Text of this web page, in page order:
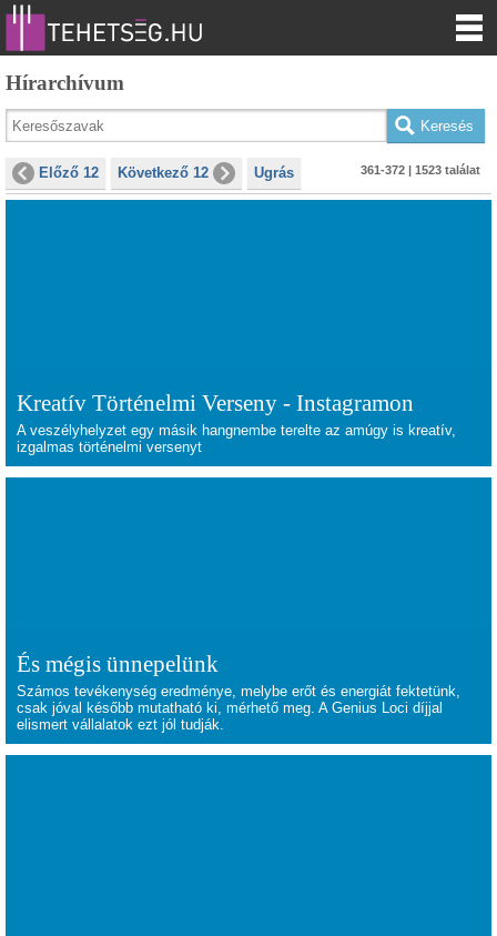
Hírarchívum
Előző 12 Következő 12 Ugrás 361-372 | 1523 találat
Kreatív Történelmi Verseny - Instagramon
A veszélyhelyzet egy másik hangnembe terelte az amúgy is kreatív,
izgalmas történelmi versenyt
És mégis ünnepelünk
Számos tevékenység eredménye, melybe erőt és energiát fektetünk,
csak jóval később mutatható ki, mérhető meg. A Genius Loci díjjal
elismert vállalatok ezt jól tudják.